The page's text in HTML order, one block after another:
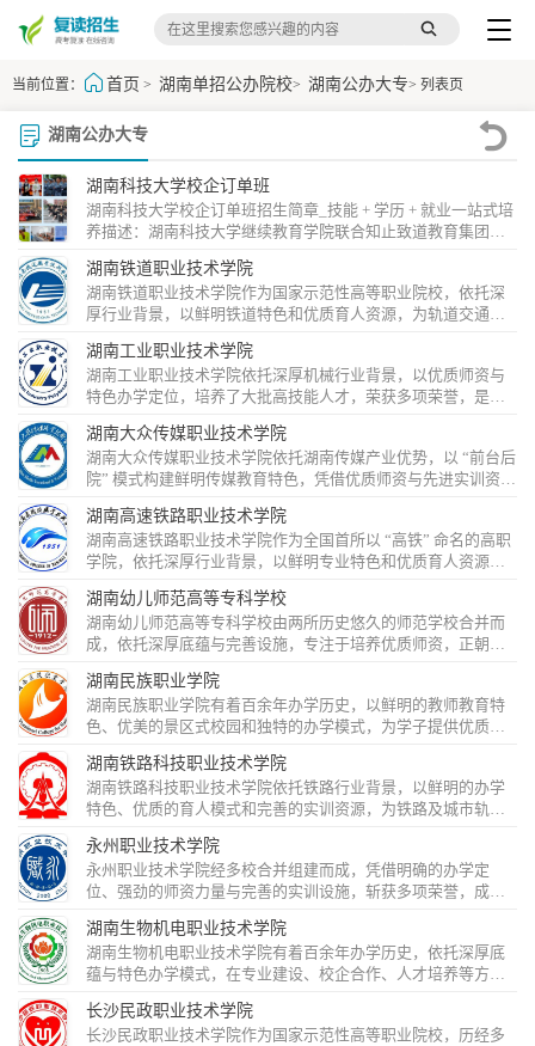
当前位置： 首页 > 湖南单招公办院校> 湖南公办大专> 列表页
湖南公办大专
湖南科技大学校企订单班
湖南科技大学校企订单班招生简章_技能 + 学历 + 就业一站式培
养描述：湖南科技大学继续教育学院联合知止致道教育集团开
视觉传达设计等热门专业，订单培养、入学签就业协议、学历
技能双提升，高薪就业有保障。...
湖南铁道职业技术学院
湖南铁道职业技术学院作为国家示范性高等职业院校，依托深
厚行业背景，以鲜明铁道特色和优质育人资源，为轨道交通等
湖南工业职业技术学院
湖南工业职业技术学院依托深厚机械行业背景，以优质师资与
特色办学定位，培养了大批高技能人才，荣获多项荣誉，是国
湖南大众传媒职业技术学院
湖南大众传媒职业技术学院依托湖南传媒产业优势，以 “前台后
院” 模式构建鲜明传媒教育特色，凭借优质师资与先进实训资
湖南高速铁路职业技术学院
湖南高速铁路职业技术学院作为全国首所以 “高铁” 命名的高职
学院，依托深厚行业背景，以鲜明专业特色和优质育人资源，
湖南幼儿师范高等专科学校
湖南幼儿师范高等专科学校由两所历史悠久的师范学校合并而
成，依托深厚底蕴与完善设施，专注于培养优质师资，正朝着
湖南民族职业学院
湖南民族职业学院有着百余年办学历史，以鲜明的教师教育特
色、优美的景区式校园和独特的办学模式，为学子提供优质教
湖南铁路科技职业技术学院
湖南铁路科技职业技术学院依托铁路行业背景，以鲜明的办学
特色、优质的育人模式和完善的实训资源，为铁路及城市轨道
永州职业技术学院
永州职业技术学院经多校合并组建而成，凭借明确的办学定
位、强劲的师资力量与完善的实训设施，斩获多项荣誉，成为
湖南生物机电职业技术学院
湖南生物机电职业技术学院有着百余年办学历史，依托深厚底
蕴与特色办学模式，在专业建设、校企合作、人才培养等方面
长沙民政职业技术学院
长沙民政职业技术学院作为国家示范性高等职业院校，历经多